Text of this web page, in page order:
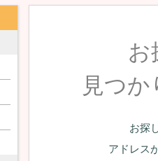
お
見つか
お探
アドレス